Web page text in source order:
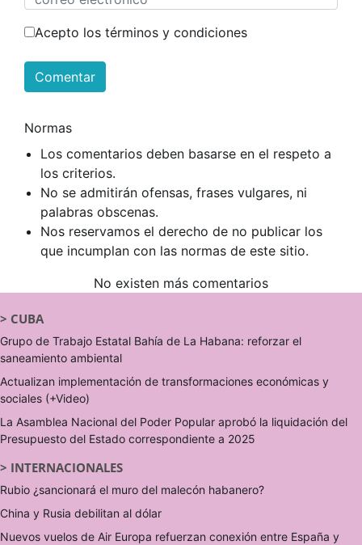
Acepto los términos y condiciones
Comentar
Normas
Los comentarios deben basarse en el respeto a
los criterios.
No se admitirán ofensas, frases vulgares, ni
palabras obscenas.
Nos reservamos el derecho de no publicar los
que incumplan con las normas de este sitio.
No existen más comentarios
> CUBA
Grupo de Trabajo Estatal Bahía de La Habana: reforzar el
saneamiento ambiental
Actualizan implementación de transformaciones económicas y
sociales (+Video)
La Asamblea Nacional del Poder Popular aprobó la liquidación del
Presupuesto del Estado correspondiente a 2025
> INTERNACIONALES
Rubio ¿sancionará el muro del malecón habanero?
China y Rusia debilitan al dólar
Nuevos vuelos de Air Europa refuerzan conexión entre España y